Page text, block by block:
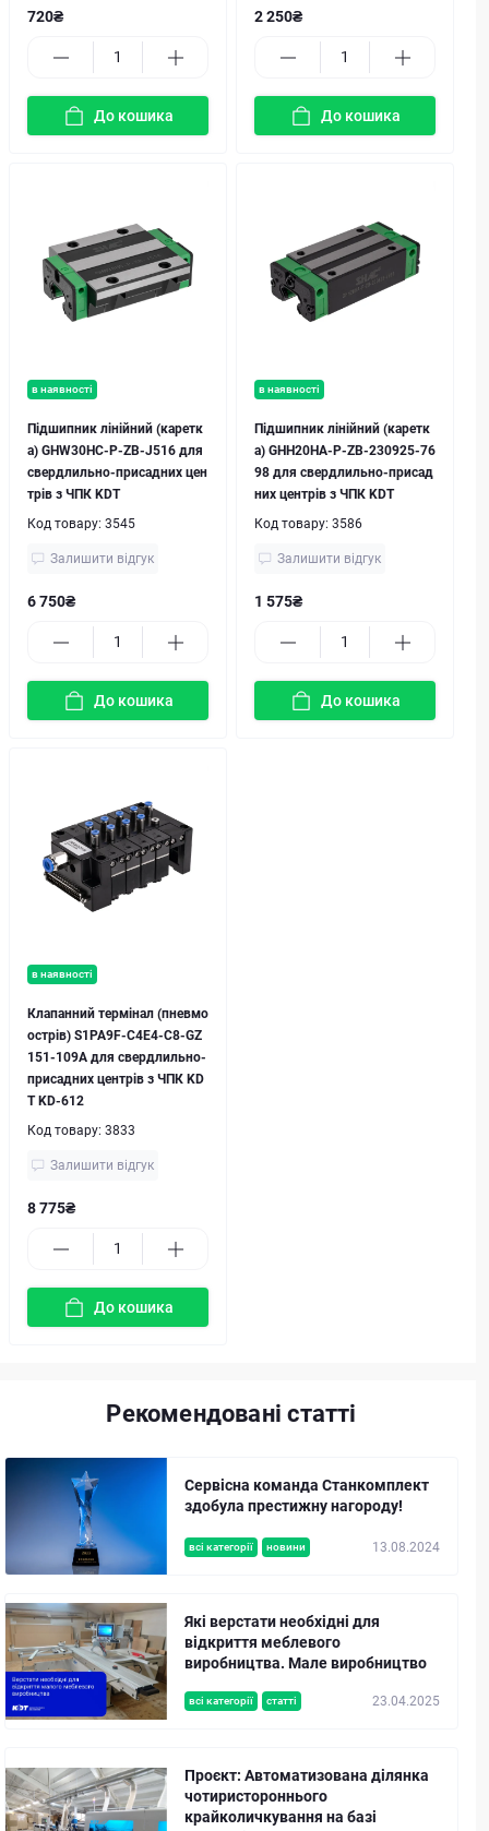
720₴
До кошика
2 250₴
До кошика
в наявності
Підшипник лінійний (каретк
а) GHW30HC-P-ZB-J516 для
свердлильно-присадних цен
трів з ЧПК KDT
Код товару: 3545
Залишити відгук
6 750₴
До кошика
в наявності
Підшипник лінійний (каретк
а) GHH20HA-P-ZB-230925-76
98 для свердлильно-присад
них центрів з ЧПК KDT
Код товару: 3586
Залишити відгук
1 575₴
До кошика
в наявності
Клапанний термінал (пневмо
острів) S1PA9F-C4E4-C8-GZ
151-109A для свердлильно-
присадних центрів з ЧПК KD
T KD-612
Код товару: 3833
Залишити відгук
8 775₴
До кошика
Рекомендовані статті
всі категорії новини 13.08.2024
Сервісна команда Станкомплект
здобула престижну нагороду!
всі категорії статті 23.04.2025
Які верстати необхідні для
відкриття меблевого
виробництва. Мале виробництво
Проєкт: Автоматизована ділянка
чотиристороннього
крайколичкування на базі